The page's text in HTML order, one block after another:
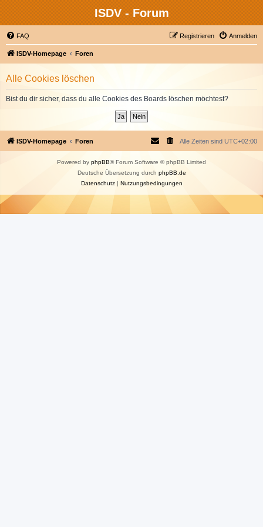
ISDV - Forum
FAQ Anmelden
Registrieren
ISDV-Homepage Foren
Alle Cookies löschen
Bist du dir sicher, dass du alle Cookies des Boards löschen möchtest?
ISDV-Homepage Foren Alle Zeiten sind UTC+02:00
Powered by phpBB® Forum Software © phpBB Limited
Deutsche Übersetzung durch phpBB.de
Datenschutz| Nutzungsbedingungen